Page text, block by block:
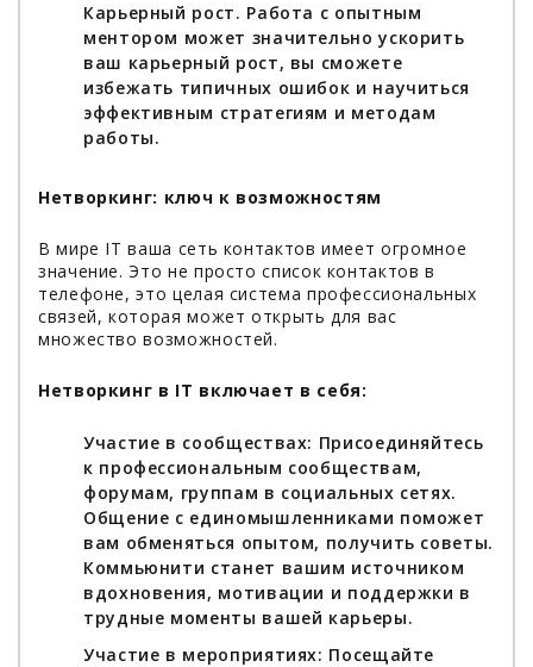
Карьерный рост. Работа с опытным
ментором может значительно ускорить
ваш карьерный рост, вы сможете
избежать типичных ошибок и научиться
эффективным стратегиям и методам
работы.
Нетворкинг: ключ к возможностям
В мире IT ваша сеть контактов имеет огромное
значение. Это не просто список контактов в
телефоне, это целая система профессиональных
связей, которая может открыть для вас
множество возможностей.
Нетворкинг в IT включает в себя:
Участие в сообществах: Присоединяйтесь
к профессиональным сообществам,
форумам, группам в социальных сетях.
Общение с единомышленниками поможет
вам обменяться опытом, получить советы.
Коммьюнити станет вашим источником
вдохновения, мотивации и поддержки в
трудные моменты вашей карьеры.
Участие в мероприятиях: Посещайте